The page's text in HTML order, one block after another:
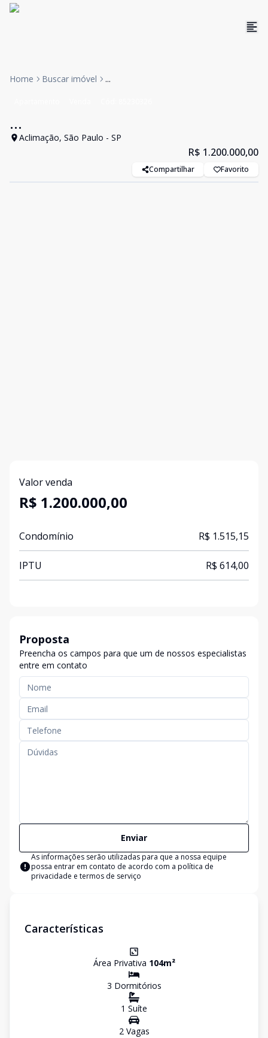
Home Buscar imóvel ...
...
Aclimação, São Paulo - SP
R$ 1.200.000,00
Compartilhar Favorito
Valor venda
R$ 1.200.000,00
Condomínio R$ 1.515,15
IPTU R$ 614,00
Proposta
Preencha os campos para que um de nossos especialistas
entre em contato
Enviar
As informações serão utilizadas para que a nossa equipe
possa entrar em contato de acordo com a política de
privacidade e termos de serviço
Características
Área Privativa 104m²
3 Dormitórios
1 Suíte
2Vagas